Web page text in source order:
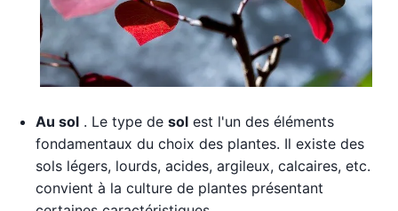
Au sol . Le type de sol est l'un des éléments
fondamentaux du choix des plantes. Il existe des
sols légers, lourds, acides, argileux, calcaires, etc.
convient à la culture de plantes présentant